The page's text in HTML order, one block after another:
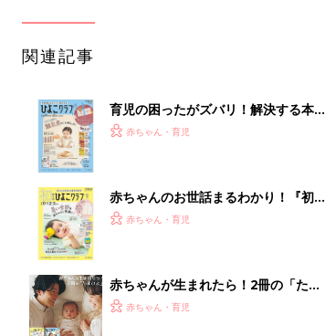
関連記事
育児の困ったがズバリ！解決する本
『ひよこクラブ 秋号』 4カ月～2才
赤ちゃん・育児
赤ちゃんのお世話まるわかり！『初め
てのひよこクラブ 夏号』〈巻頭大特
赤ちゃん・育児
赤ちゃんが生まれたら！2冊の「たま
ひよ」
赤ちゃん・育児